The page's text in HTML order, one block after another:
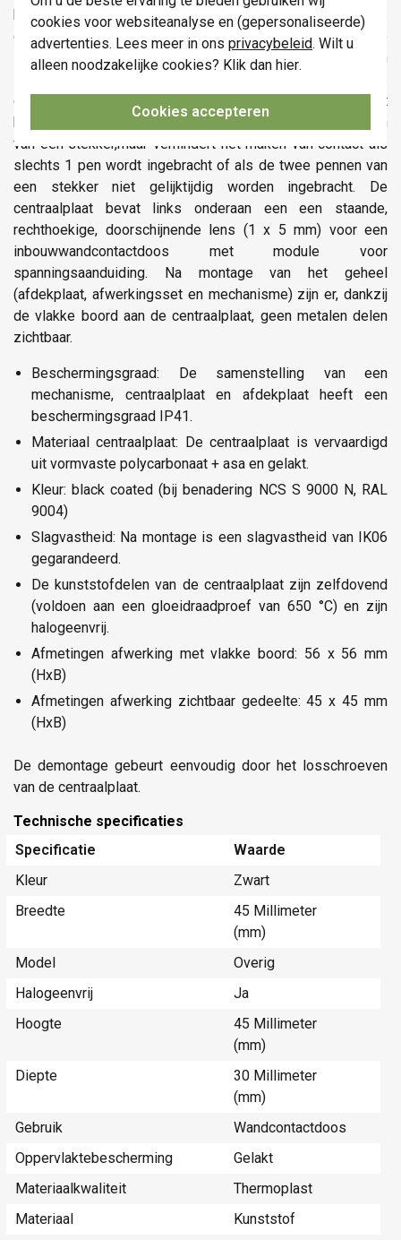
cookies voor websiteanalyse en (gepersonaliseerde)
advertenties. Lees meer in ons privacybeleid. Wilt u
alleen noodzakelijke cookies? Klik dan hier.
Cookies accepteren
kinderveiligheid en spanningsaanduiding, black coated. De
centraalplaat wordt d.m.v. een schroef met gemengde
schroefkop (Pz1-sleuf 1 x 5,5 mm) vastgezet op een
inbouwwandcontactdoos. De achterzijde van de
centraalplaat is voorzien van een kinderveiligheid. Deze laat
het contact toe na gelijktijdige introductie van de pennen
van een stekker,maar verhindert het maken van contact als
slechts 1 pen wordt ingebracht of als de twee pennen van
een stekker niet gelijktijdig worden ingebracht. De
centraalplaat bevat links onderaan een een staande,
rechthoekige, doorschijnende lens (1 x 5 mm) voor een
inbouwwandcontactdoos met module voor
spanningsaanduiding. Na montage van het geheel
(afdekplaat, afwerkingsset en mechanisme) zijn er, dankzij
de vlakke boord aan de centraalplaat, geen metalen delen
zichtbaar.
Beschermingsgraad: De samenstelling van een
mechanisme, centraalplaat en afdekplaat heeft een
beschermingsgraad IP41.
Materiaal centraalplaat: De centraalplaat is vervaardigd
uit vormvaste polycarbonaat + asa en gelakt.
Kleur: black coated (bij benadering NCS S 9000 N, RAL
9004)
Slagvastheid: Na montage is een slagvastheid van IK06
gegarandeerd.
De kunststofdelen van de centraalplaat zijn zelfdovend
(voldoen aan een gloeidraadproef van 650 °C) en zijn
halogeenvrij.
Afmetingen afwerking met vlakke boord: 56 x 56 mm
(HxB)
Afmetingen afwerking zichtbaar gedeelte: 45 x 45 mm
(HxB)
De demontage gebeurt eenvoudig door het losschroeven
van de centraalplaat.
Technische specificaties
Specificatie
Waarde
Kleur
Zwart
Breedte
45 Millimeter
(mm)
Model
Overig
Halogeenvrij
Ja
Hoogte
45 Millimeter
(mm)
Diepte
30 Millimeter
(mm)
Gebruik
Wandcontactdoos
Oppervlaktebescherming
Gelakt
Materiaalkwaliteit
Thermoplast
Materiaal
Kunststof